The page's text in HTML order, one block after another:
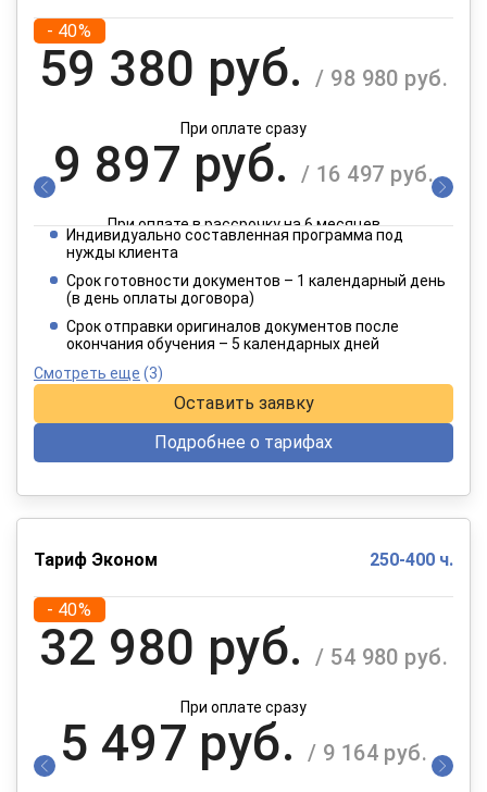
- 40%
59 380 руб. / 98 980 руб.
При оплате сразу
9 897 руб. / 16 497 руб.
При оплате в рассрочку на 6 месяцев
4 949 руб. / 8 249 руб.
При оплате в рассрочку на 12 месяцев
Индивидуально составленная программа под
нужды клиента
Срок готовности документов – 1 календарный день
(в день оплаты договора)
Срок отправки оригиналов документов после
окончания обучения – 5 календарных дней
Смотреть еще (3)
Оставить заявку
Подробнее о тарифах
Тариф Эконом 250-400 ч.
- 40%
32 980 руб. / 54 980 руб.
При оплате сразу
5 497 руб. / 9 164 руб.